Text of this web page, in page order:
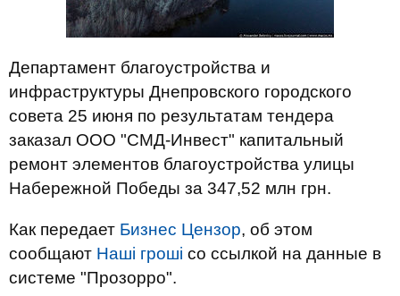
Департамент благоустройства и
инфраструктуры Днепровского городского
совета 25 июня по результатам тендера
заказал ООО "СМД-Инвест" капитальный
ремонт элементов благоустройства улицы
Набережной Победы за 347,52 млн грн.
Как передает Бизнес Цензор, об этом
сообщают Наші гроші со ссылкой на данные в
системе "Прозорро".